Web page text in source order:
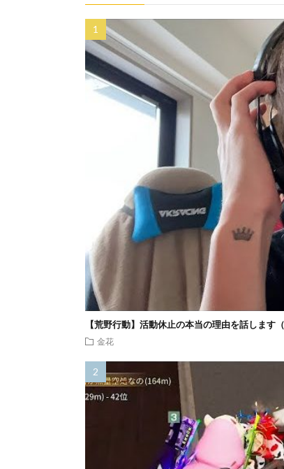
【荒野行動】活動休止の本当の理由を話します
金花